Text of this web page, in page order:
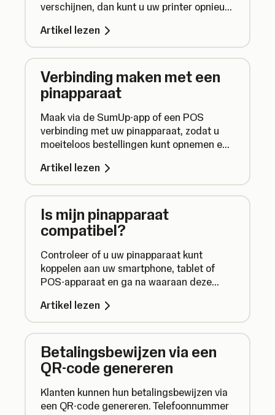
verschijnen, dan kunt u uw printer opnieuw
Artikel lezen
Verbinding maken met een
pinapparaat
Maak via de SumUp-app of een POS
verbinding met uw pinapparaat, zodat u
moeiteloos bestellingen kunt opnemen en
Artikel lezen
Is mijn pinapparaat
compatibel?
Controleer of u uw pinapparaat kunt
koppelen aan uw smartphone, tablet of
POS-apparaat en ga na waaraan deze
gebruiken.
Artikel lezen
Betalingsbewijzen via een
QR-code genereren
Klanten kunnen hun betalingsbewijzen via
een QR-code genereren. Telefoonnummer